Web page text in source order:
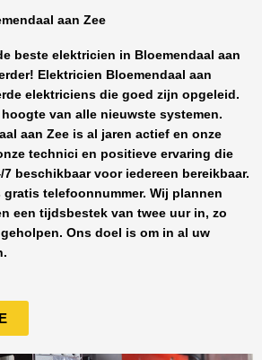
aan Zee
beste elektricien in Bloemendaal aan
Elektricien Bloemendaal aan
elektriciens die goed zijn opgeleid.
van alle nieuwste systemen.
aan Zee is al jaren actief en onze
technici en positieve ervaring die
7 beschikbaar voor iedereen bereikbaar.
telefoonnummer. Wij plannen
een tijdsbestek van twee uur in, zo
Ons doel is om in al uw